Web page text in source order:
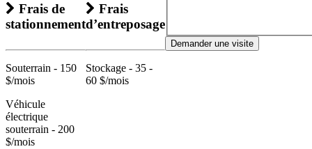
Frais de
stationnement
Souterrain - 150
$/mois
Véhicule
électrique
souterrain - 200
$/mois
Frais
d’entreposage
Stockage - 35 -
60 $/mois
Demander une visite